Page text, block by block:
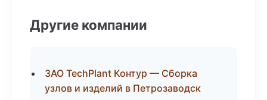
Другие компании
ЗАО TechPlant Контур — Сборка
узлов и изделий в Петрозаводск